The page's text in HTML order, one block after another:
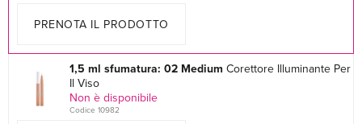
PRENOTA IL PRODOTTO
1,5 ml sfumatura: 02 Medium Corettore Illuminante Per
Il Viso
Non è disponibile
Codice 10982